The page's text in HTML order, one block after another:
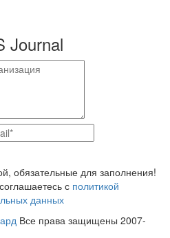
Journal
обязательные для заполнения!
с политикой
данных
Все права защищены 2007-